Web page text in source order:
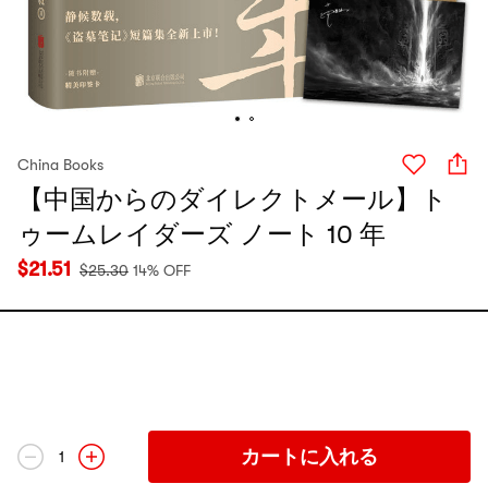
China Books
【中国からのダイレクトメール】ト
ゥームレイダーズ ノート 10 年
$21.51 $25.30 14% OFF
1 カートに入れる